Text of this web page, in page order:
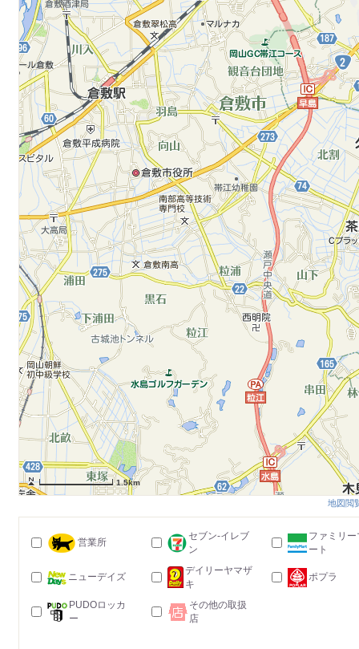
1.5km
地図閲
営業所
セブン-イレブ
ン
ファミリー
ート
ニューデイズ
デイリーヤマザ
キ
ポプラ
PUDOロッカ
ー
その他の取扱
店